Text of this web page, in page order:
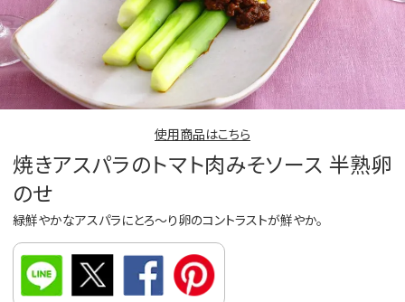
使用商品はこちら
焼きアスパラのトマト肉みそソース 半熟卵
のせ
緑鮮やかなアスパラにとろ〜り卵のコントラストが鮮やか。